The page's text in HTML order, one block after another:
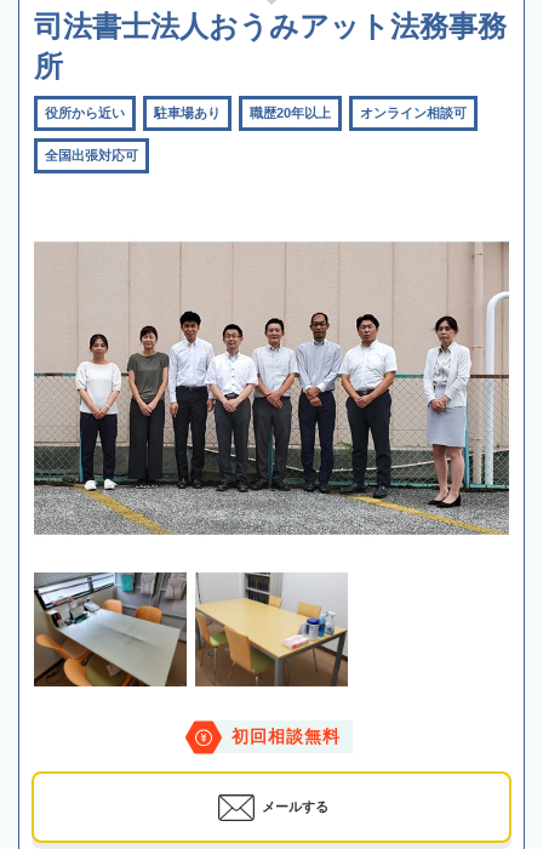
司法書士法人おうみアット法務事務
所
役所から近い 駐車場あり 職歴20年以上 オンライン相談可
全国出張対応可
初回相談無料
メールする